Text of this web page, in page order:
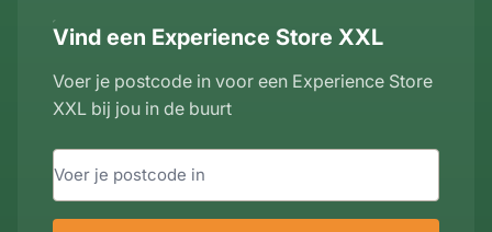
Vind een Experience Store XXL
Voer je postcode in voor een Experience Store
XXL bij jou in de buurt